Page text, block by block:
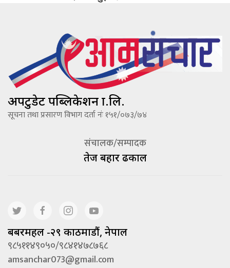
अपटुडेट पब्लिकेशन प्रा.लि.
सूचना तथा प्रसारण विभाग दर्ता नंः १५१/०७३/७४
संचालक/सम्पादक
तेज बहादूर ढकाल
बबरमहल -२९ काठमाडौं, नेपाल
९८५११४९०५०/९८४१४७८७६८
amsanchar073@gmail.com